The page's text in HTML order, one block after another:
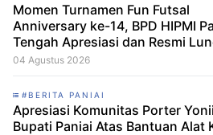
Momen Turnamen Fun Futsal
Anniversary ke-14, BPD HIPMI
Tengah Apresiasi dan Resmi
Skuad Baru Makamagu Papua FC
04 Agustus 2026
#BERITA PANIAI
Apresiasi Komunitas Porter
Bupati Paniai Atas Bantuan Alat